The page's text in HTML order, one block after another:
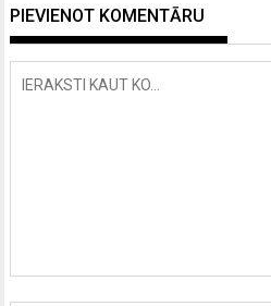
PIEVIENOT KOMENTĀRU